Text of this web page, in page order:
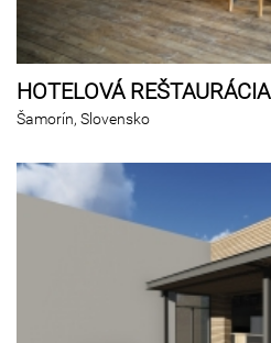
HOTELOVÁ REŠTAURÁCIA
Šamorín, Slovensko